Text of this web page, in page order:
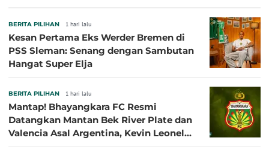
BERITA PILIHAN 1 hari lalu
Kesan Pertama Eks Werder Bremen di
PSS Sleman: Senang dengan Sambutan
Hangat Super Elja
BERITA PILIHAN 1 hari lalu
Mantap! Bhayangkara FC Resmi
Datangkan Mantan Bek River Plate dan
Valencia Asal Argentina, Kevin Leonel